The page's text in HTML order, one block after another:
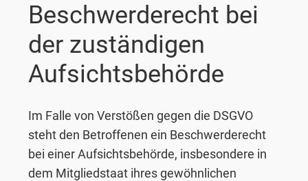
Beschwerderecht bei
der zuständigen
Aufsichtsbehörde
Im Falle von Verstößen gegen die DSGVO
steht den Betroffenen ein Beschwerderecht
bei einer Aufsichtsbehörde, insbesondere in
dem Mitgliedstaat ihres gewöhnlichen